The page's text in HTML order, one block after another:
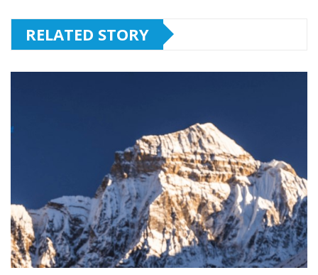
RELATED STORY